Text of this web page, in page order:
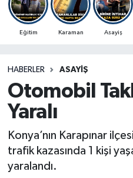
Eğitim Karaman Asayiş
HABERLER ASAYIŞ
Otomobil
Yaralı
Konya’nın Karapınar
trafik kazasında 1 kişi
yaralandı.
Spor Haberleri
Ulusal Haberler
Vefat Edenler